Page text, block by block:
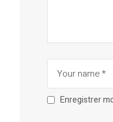
Enregistrer